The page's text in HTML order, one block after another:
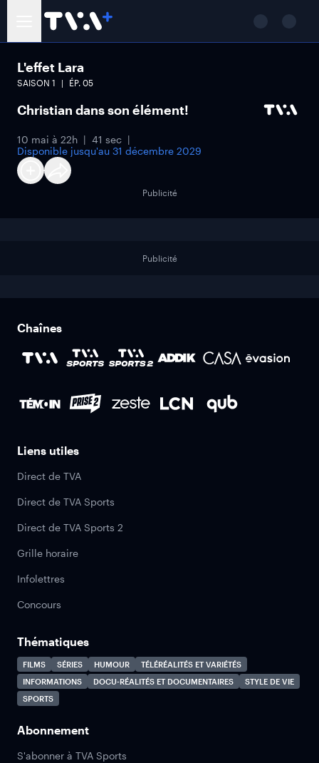
L'effet Lara
SAISON 1 ÉP. 05
Christian dans son élément!
10 mai à 22h
41 sec
Disponible jusqu'au 31 décembre 2029
Publicité
Publicité
Chaînes
Liens utiles
Direct de TVA
Direct de TVA Sports
Direct de TVA Sports 2
Grille horaire
Infolettres
Concours
Thématiques
FILMS SÉRIES HUMOUR
TÉLÉRÉALITÉS ET VARIÉTÉS
INFORMATIONS
DOCU-RÉALITÉS ET DOCUMENTAIRES
STYLE DE VIE
SPORTS
Abonnement
S'abonner à TVA Sports